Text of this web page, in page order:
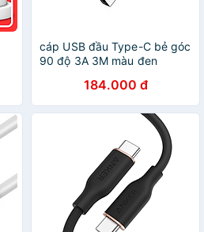
cáp USB đầu Type-C bẻ góc
90 độ 3A 3M màu đen
Hàng chính hãng
184.000 đ